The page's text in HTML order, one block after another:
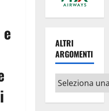
ALTRI
ARGOMENTI
Altri
argomenti